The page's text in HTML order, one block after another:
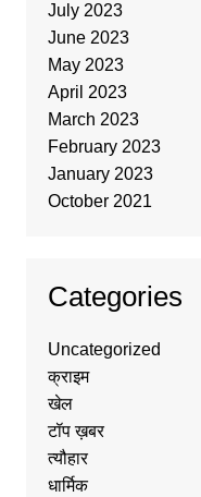
July 2023
June 2023
May 2023
April 2023
March 2023
February 2023
January 2023
October 2021
Categories
Uncategorized
क्राइम
खेल
टॉप ख़बर
त्यौहार
धार्मिक